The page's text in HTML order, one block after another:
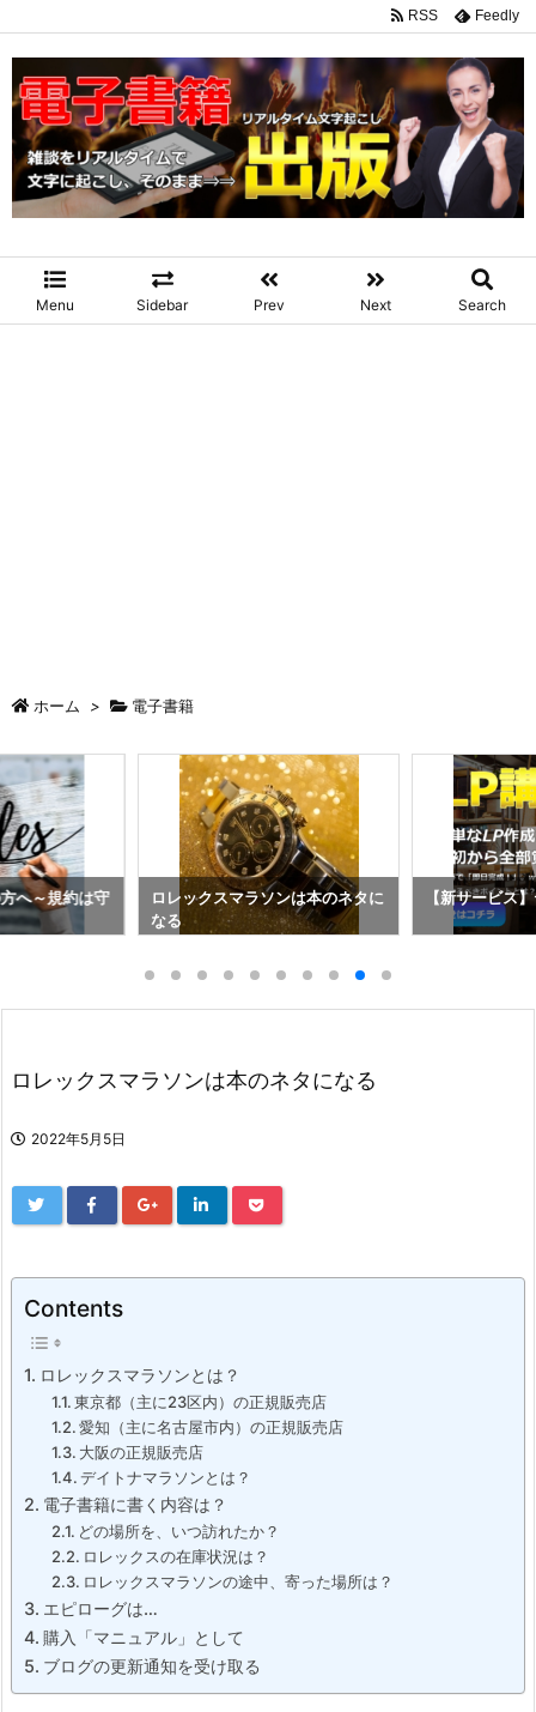
Menu Sidebar Prev Next Search
RSS Feedly
ホーム > 電子書籍
へ～規約は守
ロレックスマラソンは本のネタに
なる
【新サービス
ロレックスマラソンは本のネタになる
2022年5月5日
Contents
ロレックスマラソンとは？
東京都（主に23区内）の正規販売店
愛知（主に名古屋市内）の正規販売店
大阪の正規販売店
デイトナマラソンとは？
電子書籍に書く内容は？
どの場所を、いつ訪れたか？
ロレックスの在庫状況は？
ロレックスマラソンの途中、寄った場所は？
エピローグは…
購入「マニュアル」として
ブログの更新通知を受け取る